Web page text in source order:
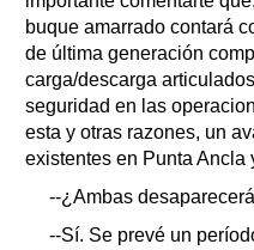
buque amarrado contará
de última generación
carga/descarga
seguridad en las
esta y otras razones, un
existentes en Punta Ancla
--¿Ambas
--Sí. Se prevé un